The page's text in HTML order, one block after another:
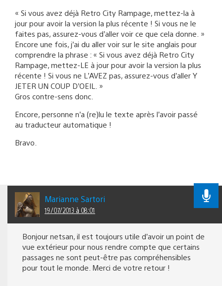
« Si vous avez déjà Retro City Rampage, mettez-la à
jour pour avoir la version la plus récente ! Si vous ne le
faites pas, assurez-vous d’aller voir ce que cela donne. »
Encore une fois, j’ai du aller voir sur le site anglais pour
comprendre la phrase : « Si vous avez déjà Retro City
Rampage, mettez-LE à jour pour avoir la version la plus
récente ! Si vous ne L’AVEZ pas, assurez-vous d’aller Y
JETER UN COUP D’OEIL. »
Gros contre-sens donc.
Encore, personne n’a (re)lu le texte après l’avoir passé
au traducteur automatique !
Bravo.
Marianne Sartori
19/07/2013 à 08:01
Bonjour netsan, il est toujours utile d’avoir un point de
vue extérieur pour nous rendre compte que certains
passages ne sont peut-être pas compréhensibles
pour tout le monde. Merci de votre retour !